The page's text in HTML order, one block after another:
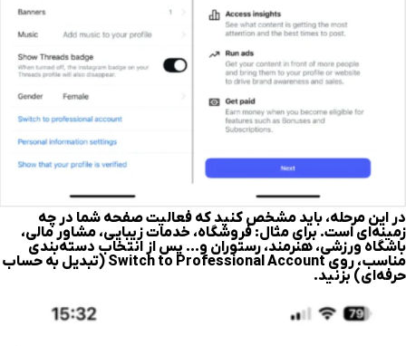
در این مرحله، باید مشخص کنید که فعالیت صفحه شما در چه
زمینه‌ای است. برای مثال: فروشگاه، خدمات زیبایی، مشاور مالی،
باشگاه ورزشی، هنرمند، رستوران و… پس از انتخاب دسته‌بندی
مناسب، روی Switch to Professional Account (تبدیل به حساب
حرفه‌ای) بزنید.